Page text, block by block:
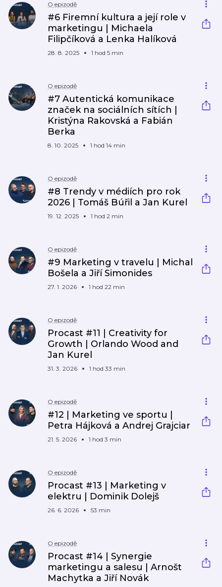
O epizodě
#6 Firemní kultura a její role v
marketingu | Michaela
Filipčíková a Lenka Halíková
28. 8. 2025 1 hod 5 min
O epizodě
#7 Autentická komunikace
značek na sociálních sítích |
Kristýna Rakovská a Fabián
Berka
8. 10. 2025 1 hod 14 min
O epizodě
#8 Trendy v médiích pro rok
2026 | Tomáš Búřil a Jan Kurel
19. 12. 2025 1 hod 2 min
O epizodě
#9 Marketing v travelu | Michal
Bošela a Jiří Simonides
27. 1. 2026 1 hod 22 min
O epizodě
Procast #11 | Creativity for
Growth | Orlando Wood and
Jan Kurel
31. 3. 2026 1 hod 33 min
O epizodě
#12 | Marketing ve sportu |
Petra Hájková a Andrej Grajciar
21. 5. 2026 1 hod 3 min
O epizodě
Procast #13 | Marketing v
elektru | Dominik Dolejš
26. 6. 2026 53 min
O epizodě
Procast #14 | Synergie
marketingu a salesu | Arnošt
Machytka a Jiří Novák